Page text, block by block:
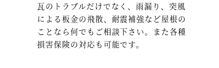
瓦のトラブルだけでなく、雨漏り、突風
による板金の飛散、耐震補強など屋根の
ことなら何でもご相談下さい。また各種
損害保険の対応も可能です。